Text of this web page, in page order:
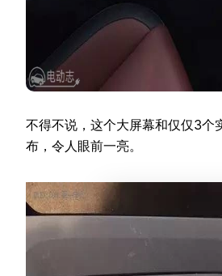
不得不说，这个大屏幕和仅仅3个
布，令人眼前一亮。